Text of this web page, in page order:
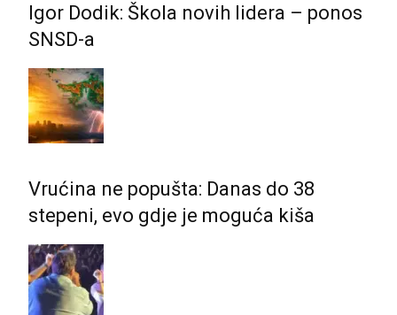
Igor Dodik: Škola novih lidera – ponos
SNSD-a
Vrućina ne popušta: Danas do 38
stepeni, evo gdje je moguća kiša